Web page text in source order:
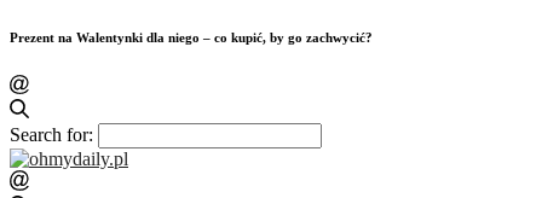
Prezent na Walentynki dla niego – co kupić, by go zachwycić?
Search for: